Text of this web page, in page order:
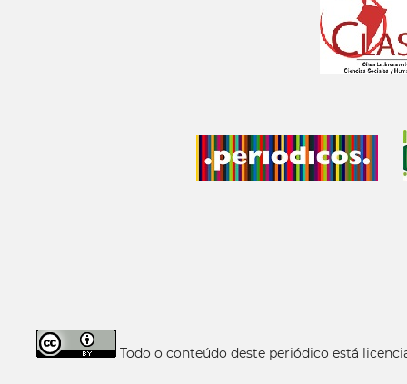
Todo o conteúdo deste periódico está